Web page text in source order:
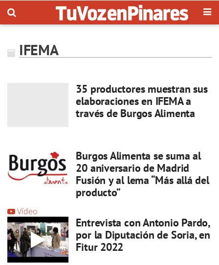
IFEMA
35 productores muestran sus
elaboraciones en IFEMA a
través de Burgos Alimenta
Burgos Alimenta se suma al
20 aniversario de Madrid
Fusión y al lema “Más allá del
producto”
Vídeo
Entrevista con Antonio Pardo,
por la Diputación de Soria, en
Fitur 2022